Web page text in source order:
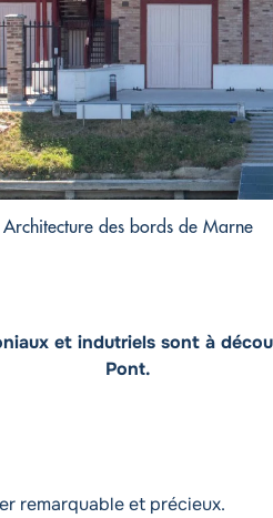
Architecture des bords de Marne
et indutriels sont à
Pont.
remarquable et précieux.